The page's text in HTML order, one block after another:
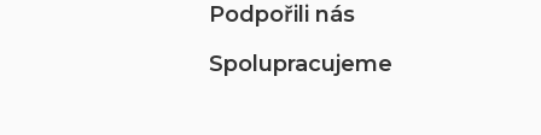
Podpořili nás
Spolupracujeme